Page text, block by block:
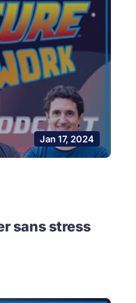
Jan 17, 2024
sans stress